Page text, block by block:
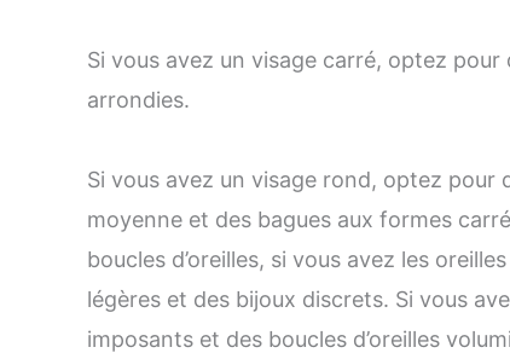
Si vous avez un visage carré, optez
arrondies.
Si vous avez un visage rond, optez pour
moyenne et des bagues aux formes
boucles d’oreilles, si vous avez les
légères et des bijoux discrets. Si vous
imposants et des boucles d’oreilles